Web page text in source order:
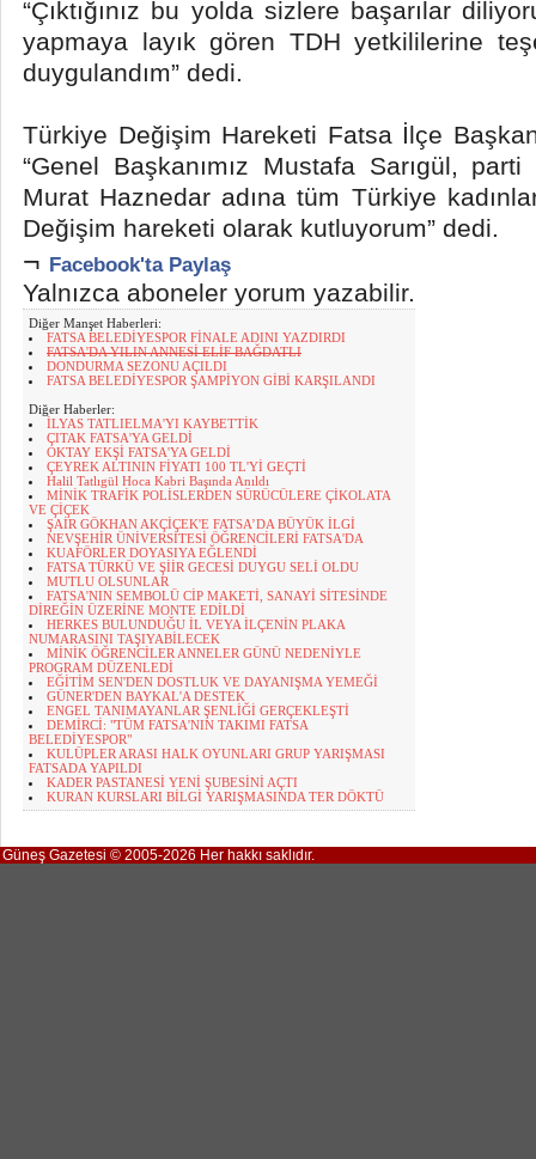
“Çıktığınız bu yolda sizlere başarılar
yapmaya layık gören TDH yetkililerine
duygulandım” dedi.
Türkiye Değişim Hareketi Fatsa İlçe
“Genel Başkanımız Mustafa Sarıgül, parti
Murat Haznedar adına tüm Türkiye
Değişim hareketi olarak kutluyorum” dedi.
¬ Facebook'ta Paylaş
Yalnızca aboneler yorum yazabilir.
Diğer Manşet Haberleri:
FATSA BELEDİYESPOR FİNALE ADINI YAZDIRDI
FATSA'DA YILIN ANNESİ ELİF BAĞDATLI
DONDURMA SEZONU AÇILDI
FATSA BELEDİYESPOR ŞAMPİYON GİBİ KARŞILANDI
Diğer Haberler:
İLYAS TATLIELMA'YI KAYBETTİK
ÇITAK FATSA'YA GELDİ
OKTAY EKŞİ FATSA'YA GELDİ
ÇEYREK ALTININ FİYATI 100 TL'Yİ GEÇTİ
Halil Tatlıgül Hoca Kabri Başında Anıldı
MİNİK TRAFİK POLİSLERDEN SÜRÜCÜLERE ÇİKOLATA
VE ÇİÇEK
ŞAİR GÖKHAN AKÇİÇEK'E FATSA’DA BÜYÜK İLGİ
NEVŞEHİR ÜNİVERSİTESİ ÖĞRENCİLERİ FATSA'DA
KUAFÖRLER DOYASIYA EĞLENDİ
FATSA TÜRKÜ VE ŞİİR GECESİ DUYGU SELİ OLDU
MUTLU OLSUNLAR
FATSA'NIN SEMBOLÜ CİP MAKETİ, SANAYİ SİTESİNDE
DİREĞİN ÜZERİNE MONTE EDİLDİ
HERKES BULUNDUĞU İL VEYA İLÇENİN PLAKA
NUMARASINI TAŞIYABİLECEK
MİNİK ÖĞRENCİLER ANNELER GÜNÜ NEDENİYLE
PROGRAM DÜZENLEDİ
EĞİTİM SEN'DEN DOSTLUK VE DAYANIŞMA YEMEĞİ
GÜNER'DEN BAYKAL'A DESTEK
ENGEL TANIMAYANLAR ŞENLİĞİ GERÇEKLEŞTİ
DEMİRCİ: "TÜM FATSA'NIN TAKIMI FATSA
BELEDİYESPOR"
KULÜPLER ARASI HALK OYUNLARI GRUP YARIŞMASI
FATSADA YAPILDI
KADER PASTANESİ YENİ ŞUBESİNİ AÇTI
KURAN KURSLARI BİLGİ YARIŞMASINDA TER DÖKTÜ
Güneş Gazetesi © 2005-2026 Her hakkı saklıdır.